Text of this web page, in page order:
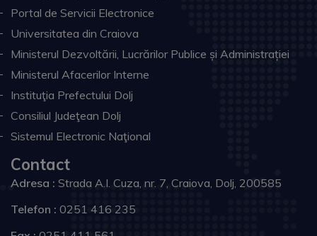
Portal de Servicii Electronice
Universitatea din Craiova
Ministerul Dezvoltării, Lucrărilor Publice și Administrației
Ministerul Afacerilor Interne
Instituţia Prefectului Dolj
Consiliul Judeţean Dolj
Sistemul Electronic Naţional
Contact
Adresa : Strada A.I. Cuza, nr. 7, Craiova, Dolj, 200585
Telefon : 0251 416 235